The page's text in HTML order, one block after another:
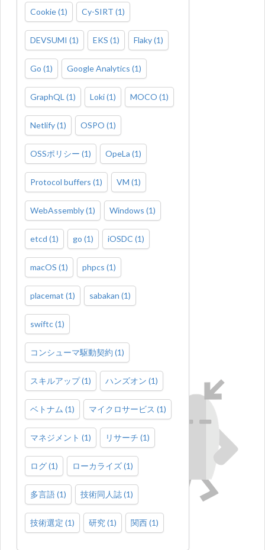
Cookie(1) Cy-SIRT (1)
DEVSUMI (1) EKS (1) Flaky(1)
Go (1) Google Analytics (1)
GraphQL(1) Loki(1) MOCO (1)
Netlify(1) OSPO (1)
OSSポリシー (1) OpeLa (1)
Protocol buffers (1) VM (1)
WebAssembly(1) Windows (1)
etcd (1) go (1) iOSDC (1)
macOS (1) phpcs (1)
placemat (1) sabakan (1)
swiftc(1)
コンシューマ駆動契約 (1)
スキルアップ(1) ハンズオン (1)
ベトナム (1) マイクロサービス (1)
マネジメント (1) リサーチ (1)
ログ(1) ローカライズ(1)
多言語(1) 技術同人誌(1)
技術選定 (1) 研究(1) 関西(1)